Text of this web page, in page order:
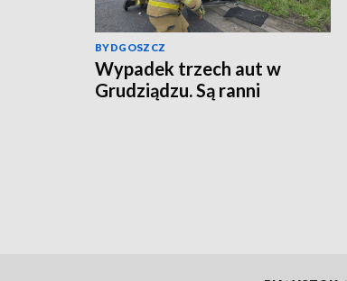
BYDGOSZCZ
Wypadek trzech aut w
Grudziądzu. Są ranni